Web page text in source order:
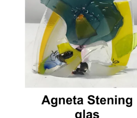
BLÄDDRA I GALLERI